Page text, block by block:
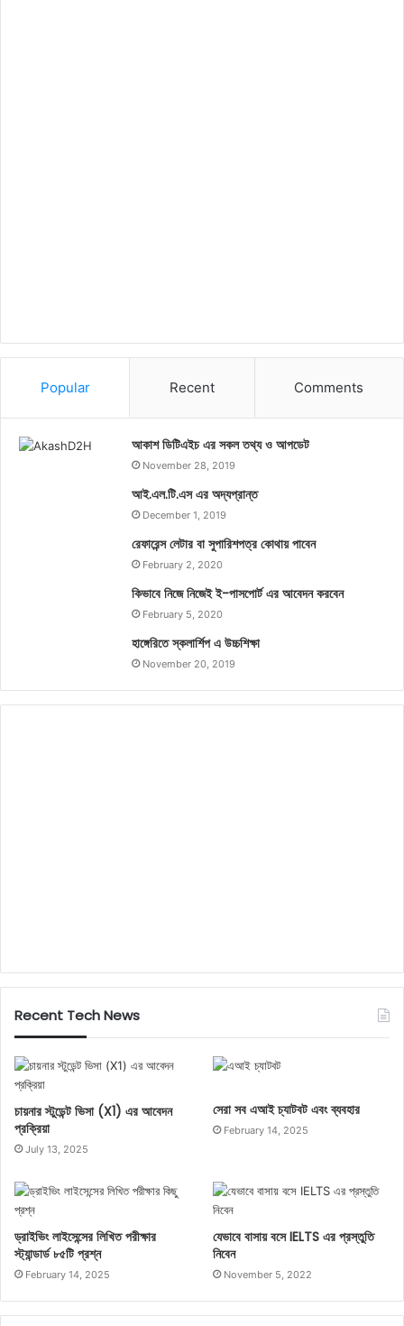
Popular Recent Comments
আকাশ ডিটিএইচ এর সকল তথ্য ও আপডেট
November 28, 2019
আই.এল.টি.এস এর অদ্যপ্রান্ত
December 1, 2019
রেফারেন্স লেটার বা সুপারিশপত্র কোথায় পাবেন
February 2, 2020
কিভাবে নিজে নিজেই ই-পাসপোর্ট এর আবেদন করবেন
February 5, 2020
হাঙ্গেরিতে স্কলার্শিপ এ উচ্চশিক্ষা
November 20, 2019
Recent Tech News
চায়নার স্টুডেন্ট ভিসা (X1) এর আবেদন
প্রক্রিয়া
July 13, 2025
সেরা সব এআই চ্যাটবট এবং ব্যবহার
February 14, 2025
ড্রাইভিং লাইসেন্সের লিখিত পরীক্ষার
স্ট্যান্ডার্ড ৮৫টি প্রশ্ন
February 14, 2025
0%
যেভাবে বাসায় বসে IELTS এর প্রস্তুতি
নিবেন
November 5, 2022